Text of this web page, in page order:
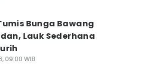
Bunga Bawang
Lauk Sederhana
09:00 WIB